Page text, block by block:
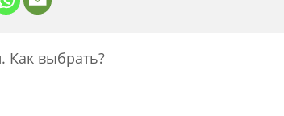
Как выбрать?